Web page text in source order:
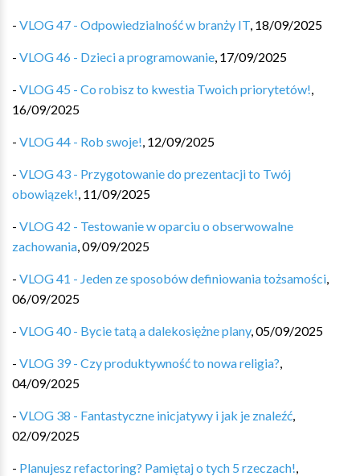
- VLOG 47 - Odpowiedzialność w branży IT, 18/09/2025
- VLOG 46 - Dzieci a programowanie, 17/09/2025
- VLOG 45 - Co robisz to kwestia Twoich priorytetów!,
16/09/2025
- VLOG 44 - Rob swoje!, 12/09/2025
- VLOG 43 - Przygotowanie do prezentacji to Twój
obowiązek!, 11/09/2025
- VLOG 42 - Testowanie w oparciu o obserwowalne
zachowania,09/09/2025
- VLOG 41 - Jeden ze sposobów definiowania tożsamości,
06/09/2025
- VLOG 40 - Bycie tatą a dalekosiężne plany,05/09/2025
- VLOG 39 - Czy produktywność to nowa religia?,
04/09/2025
- VLOG 38 - Fantastyczne inicjatywy i jak je znaleźć,
02/09/2025
- Planujesz refactoring? Pamiętaj o tych 5 rzeczach!,